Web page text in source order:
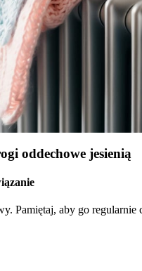
oddechowe jesienią
Pamiętaj, aby go regularnie